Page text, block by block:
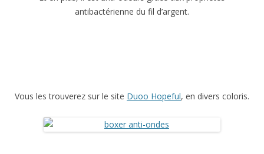
antibactérienne du fil d’argent.
Vous les trouverez sur le site Duoo Hopeful, en divers coloris.